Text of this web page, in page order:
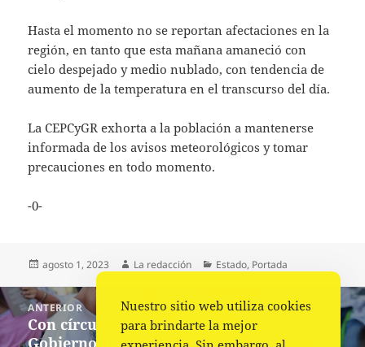
Hasta el momento no se reportan afectaciones en la
región, en tanto que esta mañana amaneció con
cielo despejado y medio nublado, con tendencia de
aumento de la temperatura en el transcurso del día.
La CEPCyGR exhorta a la población a mantenerse
informada de los avisos meteorológicos y tomar
precauciones en todo momento.
-0-
Publicado
agosto 1, 2023 Autor
La redacción Categorías
Estado, Portada
Navegación
de
entradas
ANTERIOR
Entrada
anterior:
Con círculos de lectura, fomenta
Gobierno de Oaxaca sano desarrollo de
Nuestro sitio web utiliza cookies
para brindarte la mejor